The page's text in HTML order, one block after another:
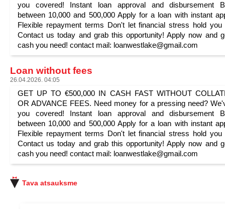
you covered! Instant loan approval and disbursement
between 10,000 and 500,000 Apply for a loan with instant
Flexible repayment terms Don't let financial stress hold you
Contact us today and grab this opportunity! Apply now and
cash you need! contact mail: loanwestlake@gmail.com
Loan without fees
26.04.2026. 04:05
GET UP TO €500,000 IN CASH FAST WITHOUT
OR ADVANCE FEES. Need money for a pressing need?
you covered! Instant loan approval and disbursement
between 10,000 and 500,000 Apply for a loan with instant
Flexible repayment terms Don't let financial stress hold you
Contact us today and grab this opportunity! Apply now and
cash you need! contact mail: loanwestlake@gmail.com
Tava atsauksme